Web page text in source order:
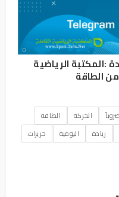
:المكتبة الرياضية
الطاقة
الحركة
الطاقة
زيادة اليومية
حريرات